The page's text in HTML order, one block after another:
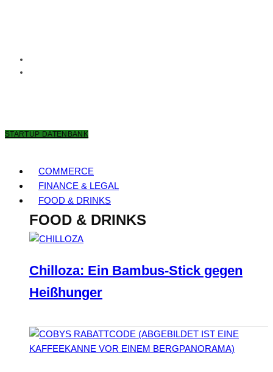
STARTUP DATENBANK
COMMERCE
FINANCE & LEGAL
FOOD & DRINKS
FOOD & DRINKS
Chilloza: Ein Bambus-Stick gegen
Heißhunger